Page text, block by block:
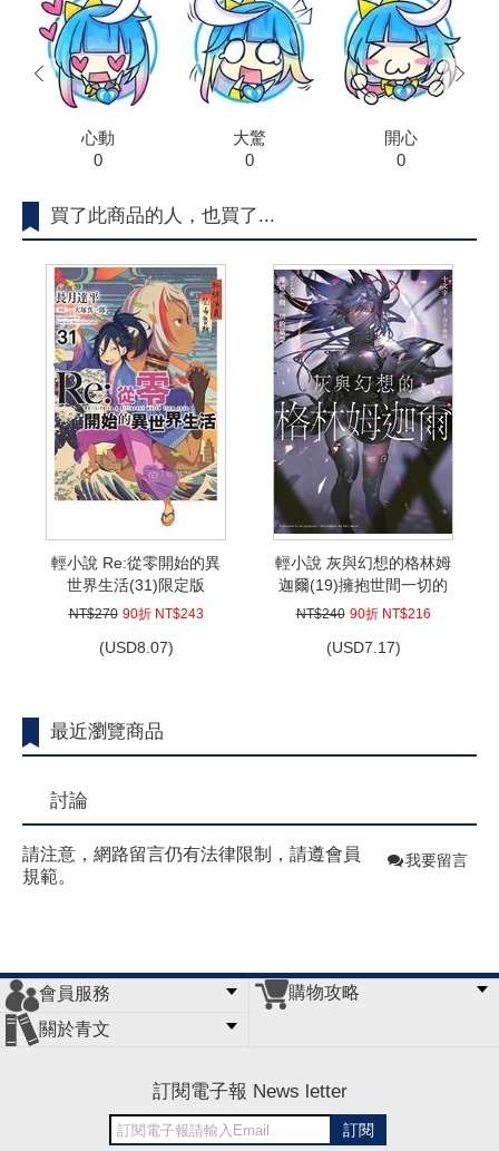
心動
0
大驚
0
開心
0
prev next
買了此商品的人，也買了...
輕小說 Re:從零開始的異
世界生活(31)限定版
NT$270 90折 NT$243
(USD8.07)
輕小說 灰與幻想的格林姆
迦爾(19)擁抱世間一切的
痛楚
NT$240 90折 NT$216
(USD7.17)
最近瀏覽商品
討論
請注意，網路留言仍有法律限制，請遵會員
規範。
我要留言
會員服務
會員辦法
客服信箱
隱私條款
網站導覽
購物攻略
關於青文
訂閱電子報 News letter
訂閱